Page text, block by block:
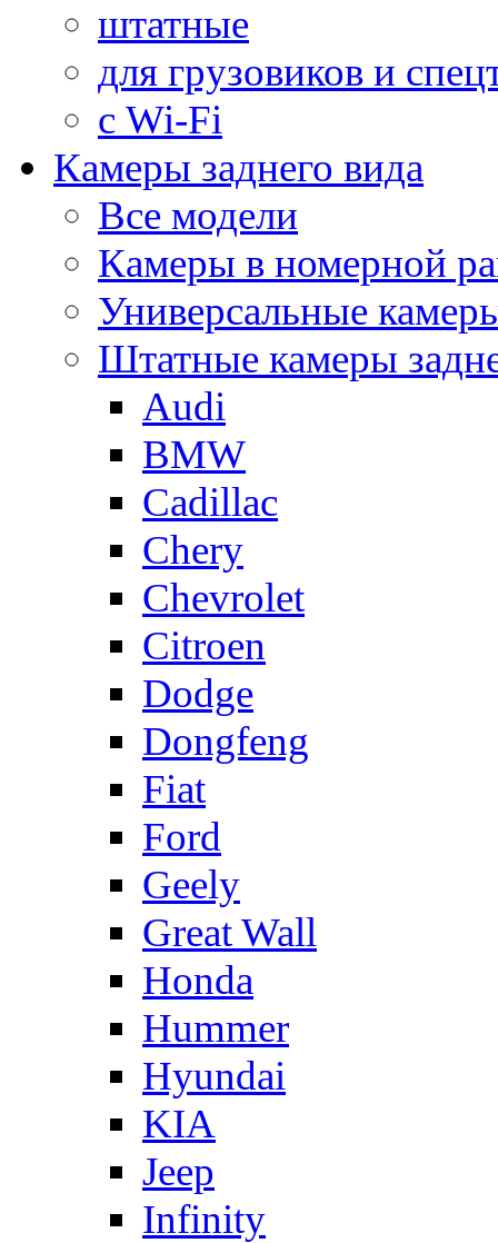
штатные
для грузовиков и
с Wi-Fi
Камеры заднего вида
Все модели
Камеры в номерной
Универсальные
Штатные камеры
Audi
BMW
Cadillac
Chery
Chevrolet
Citroen
Dodge
Dongfeng
Fiat
Ford
Geely
Great Wall
Honda
Hummer
Hyundai
KIA
Jeep
Infinity